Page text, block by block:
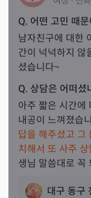
Q. 어떤 고민 때
남자친구에 대한
간이 넉넉하지 않
셨습니다~
Q. 상담은 어떠셨
아주 짧은 시간에
내공이 느껴졌습
답을 해주셨고 그
치해서 또 사주
생님 말씀대로 꼭
대구 동구